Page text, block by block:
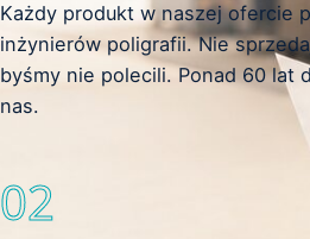
Każdy produkt w naszej ofercie
inżynierów poligrafii. Nie
byśmy nie polecili. Ponad 60 lat
nas.
02